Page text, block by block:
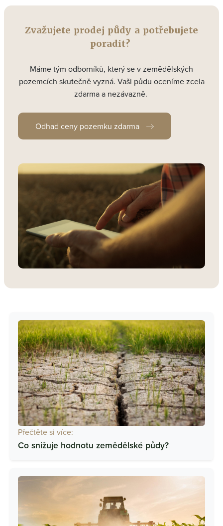
Zvažujete prodej půdy a potřebujete
poradit?
Máme tým odborníků, který se v zemědělských
pozemcích skutečně vyzná. Vaši půdu oceníme zcela
zdarma a nezávazně.
Odhad ceny pozemku zdarma
Přečtěte si více:
Co snižuje hodnotu zemědělské půdy?